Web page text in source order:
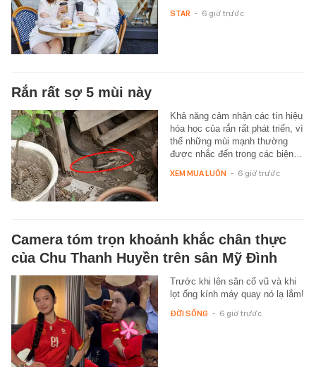
STAR - 6 giờ trước
Rắn rất sợ 5 mùi này
Khả năng cảm nhận các tín hiệu
hóa học của rắn rất phát triển, vì
thế những mùi mạnh thường
được nhắc đến trong các biện…
XEM MUA LUÔN - 6 giờ trước
Camera tóm trọn khoảnh khắc chân thực
của Chu Thanh Huyền trên sân Mỹ Đình
Trước khi lên sân cổ vũ và khi
lọt ống kính máy quay nó lạ lắm!
ĐỜI SỐNG - 6 giờ trước